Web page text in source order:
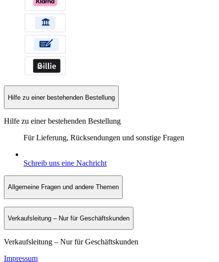
Hilfe zu einer bestehenden Bestellung
Hilfe zu einer bestehenden Bestellung
Für Lieferung, Rücksendungen und sonstige Fragen
Schreib uns eine Nachricht
Allgemeine Fragen und andere Themen
Verkaufsleitung – Nur für Geschäftskunden
Verkaufsleitung – Nur für Geschäftskunden
Impressum